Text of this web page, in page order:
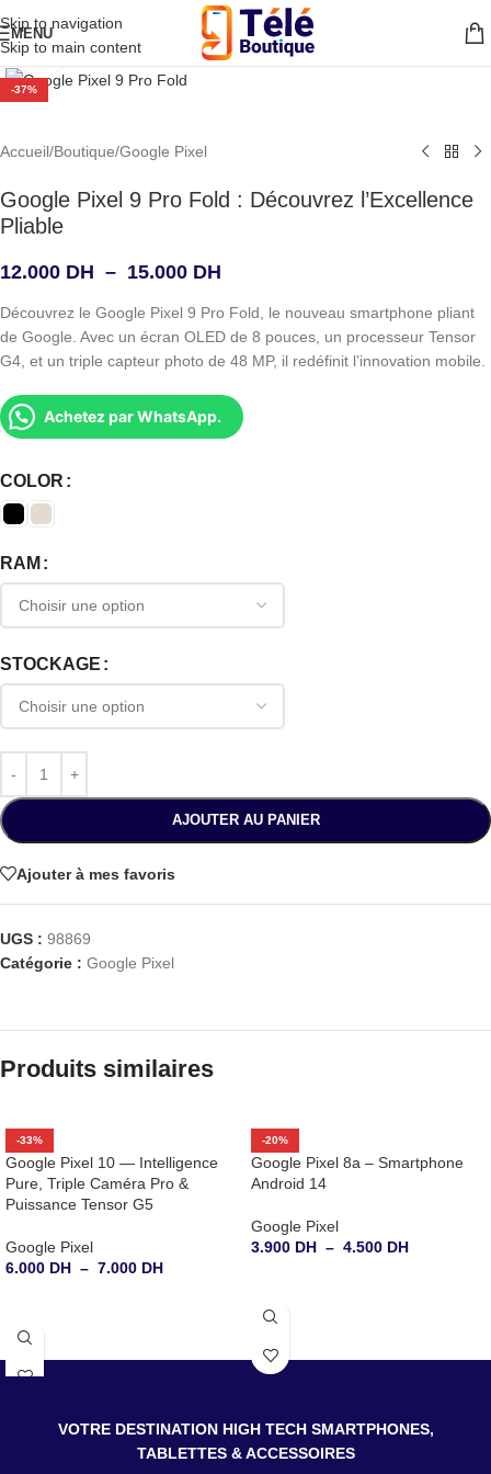
Skip to navigation
Skip to main content
MENU
-37%
Agrandir
Accueil/Boutique/Google Pixel
Google Pixel 9 Pro Fold : Découvrez l’Excellence
Pliable
12.000 DH – 15.000 DH
Découvrez le Google Pixel 9 Pro Fold, le nouveau smartphone pliant
de Google. Avec un écran OLED de 8 pouces, un processeur Tensor
G4, et un triple capteur photo de 48 MP, il redéfinit l’innovation mobile.
Achetez par WhatsApp.
COLOR
RAM
STOCKAGE
AJOUTER AU PANIER
Ajouter à mes favoris
UGS : 98869
Catégorie : Google Pixel
Produits similaires
-33%
Google Pixel 10 — Intelligence
Pure, Triple Caméra Pro &
Puissance Tensor G5
Google Pixel
6.000 DH – 7.000 DH
-20%
Google Pixel 8a – Smartphone
Android 14
Google Pixel
3.900 DH – 4.500 DH
VOTRE DESTINATION HIGH TECH SMARTPHONES,
TABLETTES & ACCESSOIRES